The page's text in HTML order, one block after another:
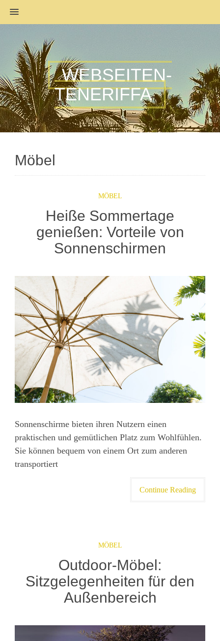
MENU
WEBSEITEN-
TENERIFFA
Möbel
MÖBEL
Heiße Sommertage
genießen: Vorteile von
Sonnenschirmen
Sonnenschirme bieten ihren Nutzern einen
praktischen und gemütlichen Platz zum Wohlfühlen.
Sie können bequem von einem Ort zum anderen
transportiert
Continue Reading
MÖBEL
Outdoor-Möbel:
Sitzgelegenheiten für den
Außenbereich